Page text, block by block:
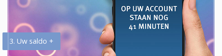
3. Uw saldo +